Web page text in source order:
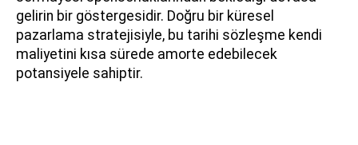
gelirin bir göstergesidir. Doğru bir küresel
pazarlama stratejisiyle, bu tarihi sözleşme kendi
maliyetini kısa sürede amorte edebilecek
potansiyele sahiptir.